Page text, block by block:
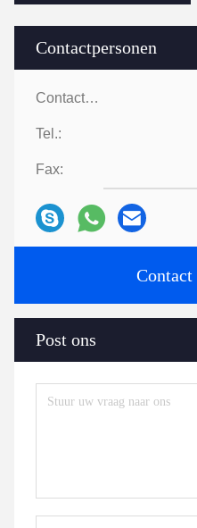
Contactpersonen
Contactpersonen:
Tel.:
Fax:
Contact
Post ons